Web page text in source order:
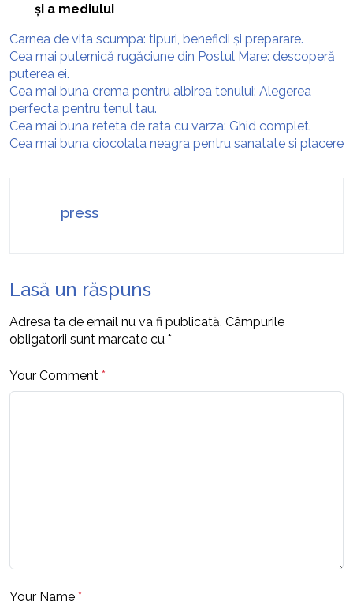
și a mediului
Carnea de vita scumpa: tipuri, beneficii și preparare.
Cea mai puternică rugăciune din Postul Mare: descoperă
puterea ei.
Cea mai buna crema pentru albirea tenului: Alegerea
perfecta pentru tenul tau.
Cea mai buna reteta de rata cu varza: Ghid complet.
Cea mai buna ciocolata neagra pentru sanatate si placere
press
Lasă un răspuns
Adresa ta de email nu va fi publicată. Câmpurile
obligatorii sunt marcate cu *
Your Comment *
Your Name *